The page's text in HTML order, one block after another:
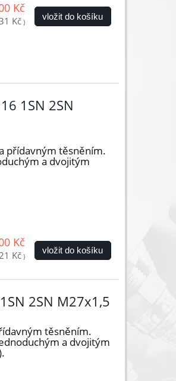
Kč
Kč)
vložit do košíku
1SN 2SN
přídavným těsněním.
a dvojitým
Kč
Kč)
vložit do košíku
2SN M27x1,5
těsněním.
a dvojitým